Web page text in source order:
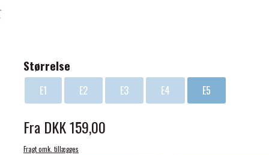
Størrelse
E1 E2 E3 E4 E5
Fra DKK 159,00
Fragt omk. tillægges